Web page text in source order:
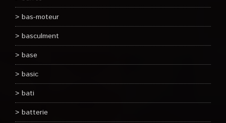
bas-moteur
basculment
base
basic
bati
batterie